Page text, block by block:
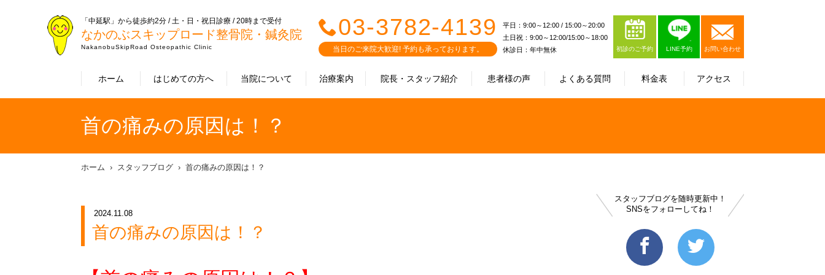
「中延駅」から徒歩約2分 / 土・日・祝日診療 / 20時まで受付
なかのぶスキップロード整骨院・鍼灸院
NakanobuSkipRoad Osteopathic Clinic
ホーム はじめての方へ 当院について 治療案内 院長・スタッフ紹介 患者様の声 よくある質問 料金表 アクセス
03-3782-4139
当日のご来院大歓迎! 予約も承っております。
平日：9:00～12:00 / 15:00～20:00
土日祝：9:00～12:00/15:00～18:00
休診日：年中無休
初診のご予約 LINE予約 お問い合わせ
首の痛みの原因は！？
ホーム スタッフブログ 首の痛みの原因は！？
2024.11.08
首の痛みの原因は！？
スタッフブログを随時更新中！
SNSをフォローしてね！